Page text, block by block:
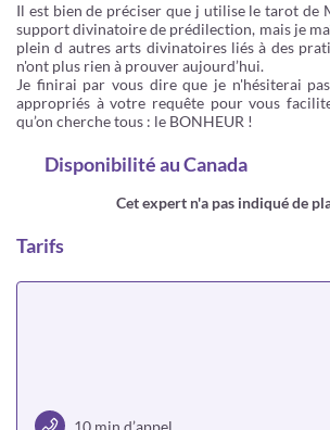
Il est bien de préciser que j utilise le tarot de
support divinatoire de prédilection, mais je
plein d autres arts divinatoires liés à des
n'ont plus rien à prouver aujourd’hui.
Je finirai par vous dire que je n'hésiterai
appropriés à votre requête pour vous
qu’on cherche tous : le BONHEUR !
Disponibilitéau Canada
Cet expert n'a pas indiqué de
Tarifs
10 min d’appel